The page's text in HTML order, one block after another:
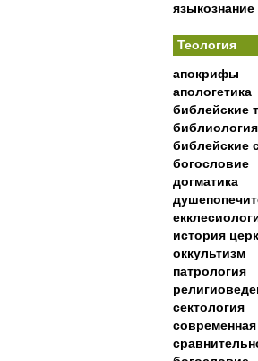
языкознание
Теология
апокрифы
апологетика
библейские
библиология
библейские
богословие
догматика
история
оккультизм
патрология
сектология